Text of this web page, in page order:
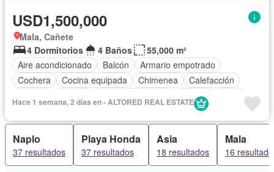
USD1,500,000
Mala, Cañete
4 Dormitorios
4 Baños
55,000 m²
Aire acondicionado
Balcón
Armario empotrado
Cochera
Cocina equipada Chimenea
Calefacción
Terraza
Jardín
Barbacoa
Seguridad
Piscina Parcialmente amoblado
Hace 1 semana, 2 días en - ALTORED REAL ESTATE
Naplo
37 resultados
Playa Honda
37 resultados
Asia
18 resultados
Mala
16